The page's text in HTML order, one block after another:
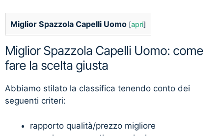
Miglior Spazzola Capelli Uomo [apri]
Miglior Spazzola Capelli Uomo: come
fare la scelta giusta
Abbiamo stilato la classifica tenendo conto dei
seguenti criteri:
rapporto qualità/prezzo migliore